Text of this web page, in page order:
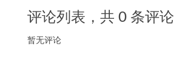
评论列表，共 0 条评论
暂无评论